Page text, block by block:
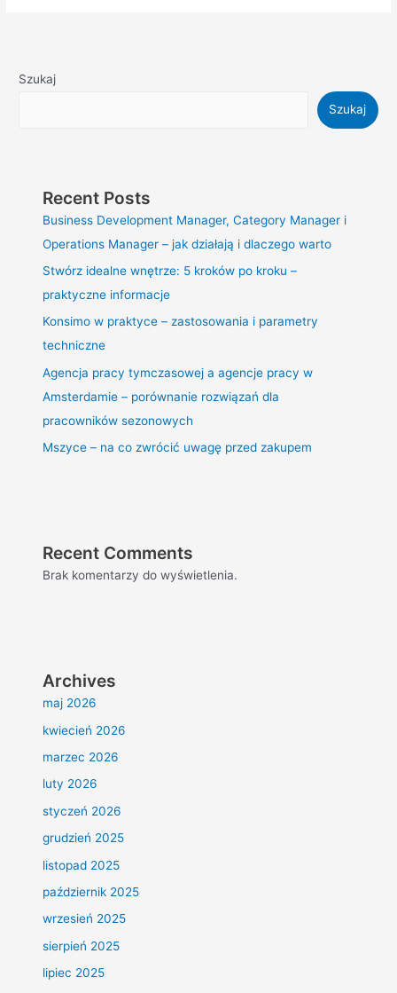
Szukaj
Szukaj
Recent Posts
Business Development Manager, Category Manager i
Operations Manager – jak działają i dlaczego warto
Stwórz idealne wnętrze: 5 kroków po kroku –
praktyczne informacje
Konsimo w praktyce – zastosowania i parametry
techniczne
Agencja pracy tymczasowej a agencje pracy w
Amsterdamie – porównanie rozwiązań dla
pracowników sezonowych
Mszyce – na co zwrócić uwagę przed zakupem
Recent Comments
Brak komentarzy do wyświetlenia.
Archives
maj 2026
kwiecień 2026
marzec 2026
luty 2026
styczeń 2026
grudzień 2025
listopad 2025
październik 2025
wrzesień 2025
sierpień 2025
lipiec 2025